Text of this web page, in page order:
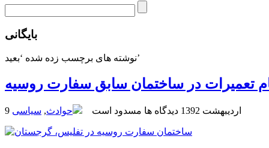
بایگانی
نوشته های برچسب زده شده ‘بعید’
تعمیرات در ساختمان سابق سفارت روسیه
9 اردیبهشت 1392 دیدگاه ها مسدود است حوادث, سیاسی